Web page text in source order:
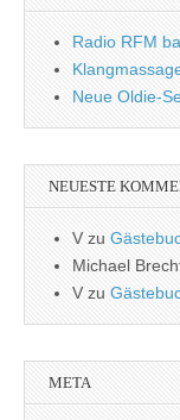
Radio RFM
Neue Oldie-
NEUESTE
V zu
Michael
Vzu
META